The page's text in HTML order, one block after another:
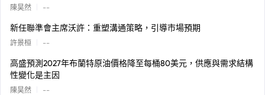
陳昊然 --
新任聯準會主席沃許：重塑溝通策略，引導市場預期
許景桓 --
高盛預測2027年布蘭特原油價格降至每桶80美元，供應與需求結構
性變化是主因
陳昊然 --